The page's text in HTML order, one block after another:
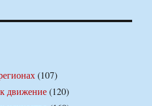
(107)
движение(120)